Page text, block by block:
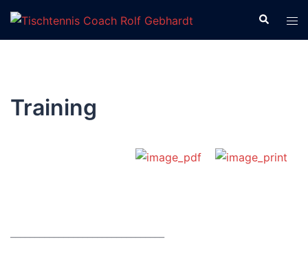
Zum
Inhalt
springen
Suche
Training